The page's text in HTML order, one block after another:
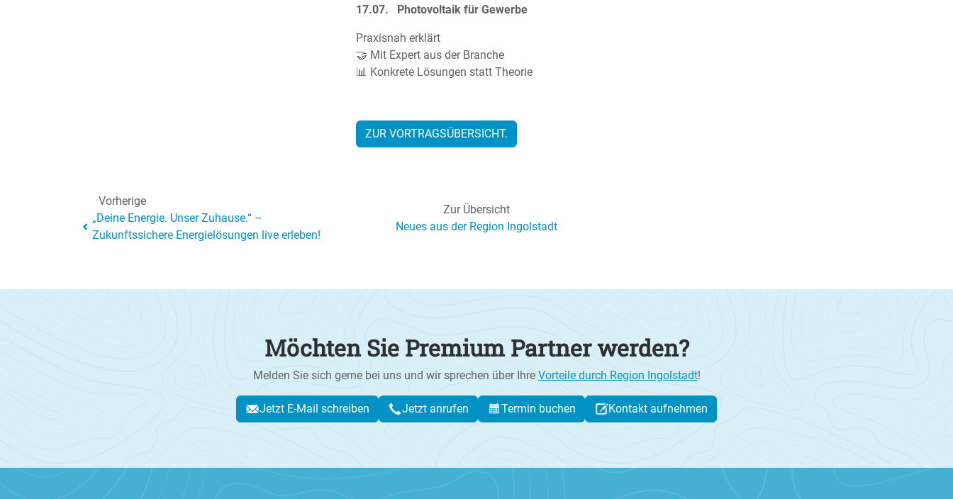
17.07. Photovoltaik für Gewerbe
Praxisnah erklärt
🤝 Mit Expert aus der Branche
📊 Konkrete Lösungen statt Theorie
ZUR VORTRAGSÜBERSICHT.
Vorherige
„Deine Energie. Unser Zuhause.“ –
Zukunftssichere Energielösungen live erleben!
Zur Übersicht
Neues aus der Region Ingolstadt
Möchten Sie Premium Partner werden?
Melden Sie sich gerne bei uns und wir sprechen über Ihre Vorteile durch Region Ingolstadt!
Jetzt E-Mail schreiben Jetzt anrufen Termin buchen Kontakt aufnehmen